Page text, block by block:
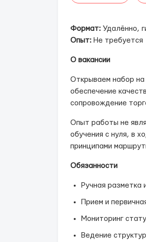
Формат: Удалённо,
Опыт: Не требуется
О вакансии
Открываем набор
обеспечение
сопровождение
Опыт работы не
обучения с нуля, в
принципами
Обязанности
Ручная разметка
Прием и
Мониторинг
Ведение